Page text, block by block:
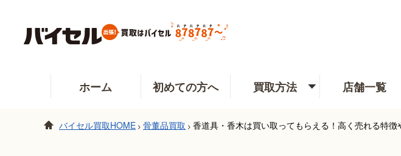
ホーム 初めての方へ 買取方法 店舗一覧
バイセル買取HOME > 骨董品買取 > 香道具・香木は買い取ってもらえる！高く売れる特